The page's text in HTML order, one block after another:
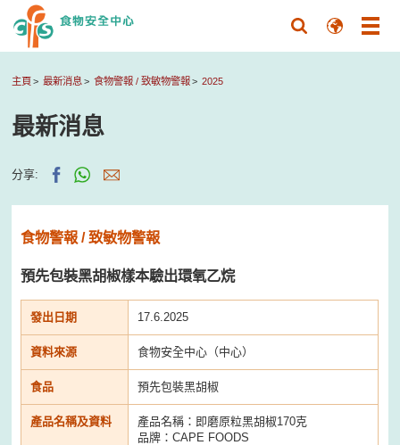
主頁 最新消息 食物警報 / 致敏物警報 2025
最新消息
分享:
食物警報 / 致敏物警報
預先包裝黑胡椒樣本驗出環氧乙烷
發出日期 17.6.2025
資料來源 食物安全中心（中心）
食品 預先包裝黑胡椒
產品名稱及資料
產品名稱：即磨原粒黑胡椒170克
品牌：CAPE FOODS